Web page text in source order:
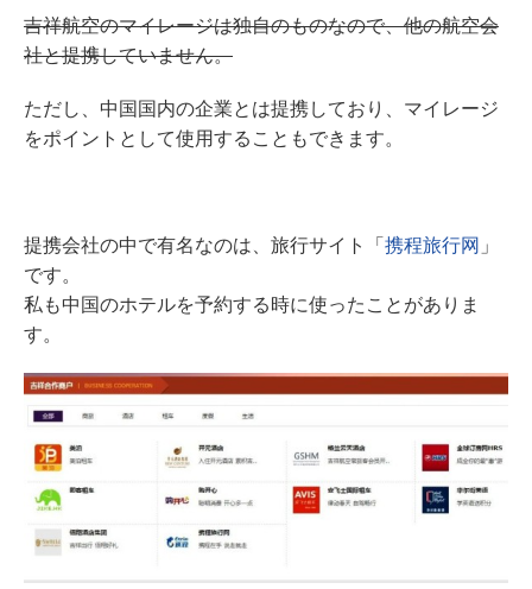
吉祥航空のマイレージは独自のものなので、他の航空会
社と提携していません。
ただし、中国国内の企業とは提携しており、マイレージ
をポイントとして使用することもできます。
提携会社の中で有名なのは、旅行サイト「携程旅行网 」
です。
私も中国のホテルを予約する時に使ったことがありま
す。